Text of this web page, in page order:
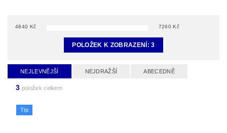
4840 Kč 7260 Kč
POLOŽEK K ZOBRAZENÍ:3
NEJLEVNĚJŠÍ NEJDRAŽŠÍ ABECEDNĚ
3 položek celkem
Tip